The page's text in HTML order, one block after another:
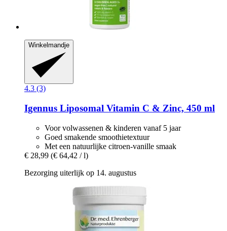
Winkelmandje
4.3 (3)
Igennus Liposomal Vitamin C & Zinc, 450 ml
Voor volwassenen & kinderen vanaf 5 jaar
Goed smakende smoothietextuur
Met een natuurlijke citroen-vanille smaak
€ 28,99 (€ 64,42 / l)
Bezorging uiterlijk op 14. augustus